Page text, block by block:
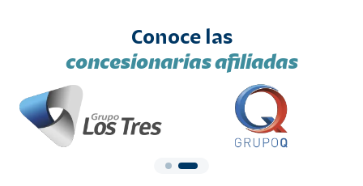
Conoce las
concesionarias afiliadas